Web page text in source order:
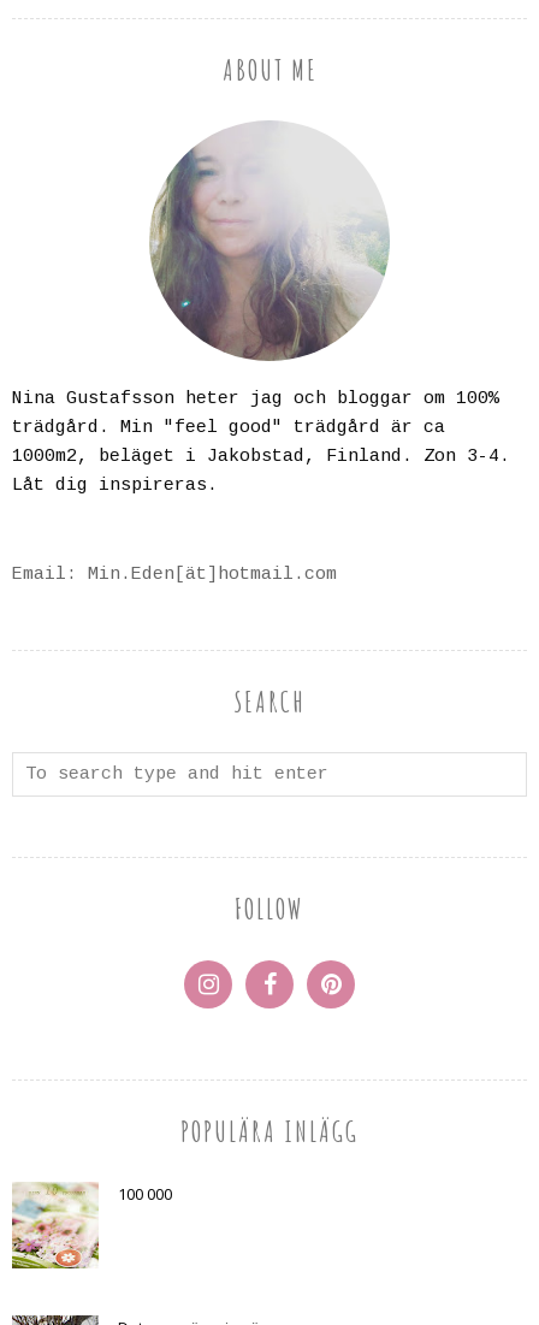
ABOUT ME
Nina Gustafsson heter jag och bloggar om 100%
trädgård. Min "feel good" trädgård är ca
1000m2, beläget i Jakobstad, Finland. Zon 3-4.
Låt dig inspireras.
Email: Min.Eden[ät]hotmail.com
SEARCH
FOLLOW
POPULÄRA INLÄGG
100 000